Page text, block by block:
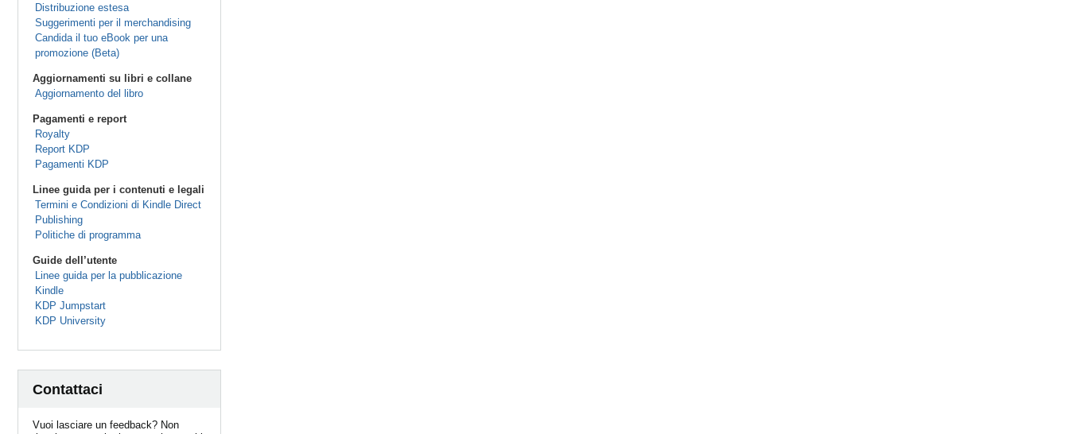
Distribuzione estesa
Suggerimenti per il merchandising
Candida il tuo eBook per una
promozione (Beta)
Aggiornamenti su libri e collane
Aggiornamento del libro
Pagamenti e report
Royalty
Report KDP
Pagamenti KDP
Linee guida per i contenuti e legali
Termini e Condizioni di Kindle Direct
Publishing
Politiche di programma
Guide dell’utente
Linee guida per la pubblicazione
Kindle
KDP Jumpstart
KDP University
Contattaci
Vuoi lasciare un feedback? Non